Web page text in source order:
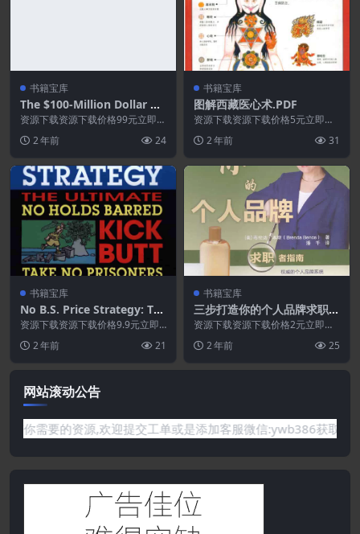
书籍宝库
The $100-Million Dollar Co
pywriting Workshop #1
资源下载资源下载价格99元立即购
2 年前 24
书籍宝库
图解西藏医心术.PDF
资源下载资源下载价格5元立即购
2 年前 31
书籍宝库
No B.S. Price Strategy: Th
e Ultimate No Holds Barre
d, Kick Butt, Take No Pris
oners Guide to Profits.Po
wer
资源下载资源下载价格9.9元立即
2 年前 21
书籍宝库
三步打造你的个人品牌求职者
指南.PDF
资源下载资源下载价格2元立即购
2 年前 25
网站滚动公告
要的资源,欢迎提交工单或是添加客服微信:ywb386获取帮助！